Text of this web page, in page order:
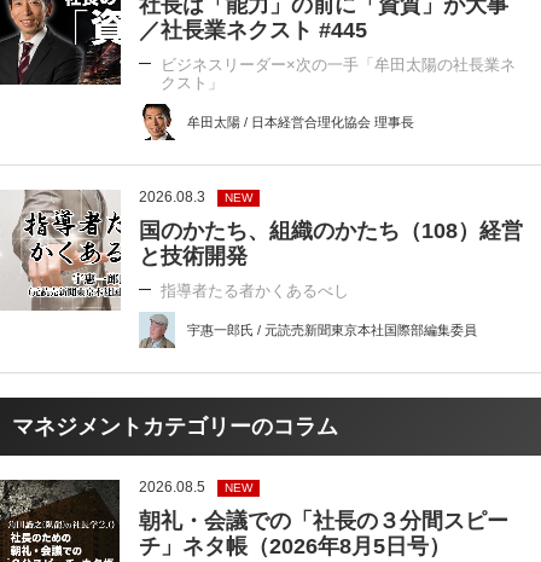
社長は「能力」の前に「資質」が大事
／社長業ネクスト #445
ビジネスリーダー×次の一手「牟田太陽の社長業ネ
クスト」
牟田太陽 / 日本経営合理化協会 理事長
2026.08.3 NEW
国のかたち、組織のかたち（108）経営
と技術開発
指導者たる者かくあるべし
宇惠一郎氏 / 元読売新聞東京本社国際部編集委員
マネジメントカテゴリーのコラム
2026.08.5 NEW
朝礼・会議での「社長の３分間スピー
チ」ネタ帳（2026年8月5日号）